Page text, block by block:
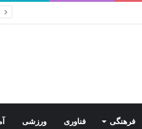
فرهنگی فناوری ورزشی